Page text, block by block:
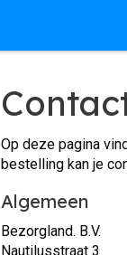
Op deze pagina
bestelling kan je
Algemeen
Bezorgland. B.V.
Nautilusstraat 3